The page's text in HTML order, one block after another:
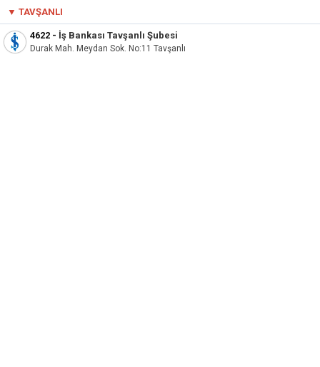
▼ TAVŞANLI
4622 - İş Bankası Tavşanlı Şubesi
Durak Mah. Meydan Sok. No:11 Tavşanlı